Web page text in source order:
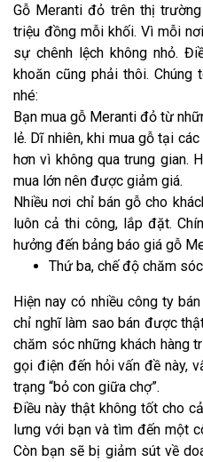
Gỗ Meranti đỏ trên thị
triệu đồng mỗi khối. Vì mỗi
sự chênh lệch không nhỏ.
khoăn cũng phải thôi.
nhé:
Bạn mua gỗ Meranti đỏ từ
lẻ. Dĩ nhiên, khi mua gỗ tại
hơn vì không qua trung gian.
mua lớn nên được giảm giá.
Nhiều nơi chỉ bán gỗ cho
luôn cả thi công, lắp đặt.
hưởng đến bảng báo giá gỗ
Thứ ba, chế độ chăm
Hiện nay có nhiều công ty
chỉ nghĩ làm sao bán được
chăm sóc những khách hàng
gọi điện đến hỏi vấn đề này,
trạng “bỏ con giữa chợ”.
Điều này thật không tốt cho
lưng với bạn và tìm đến một
Còn bạn sẽ bị giảm sút về